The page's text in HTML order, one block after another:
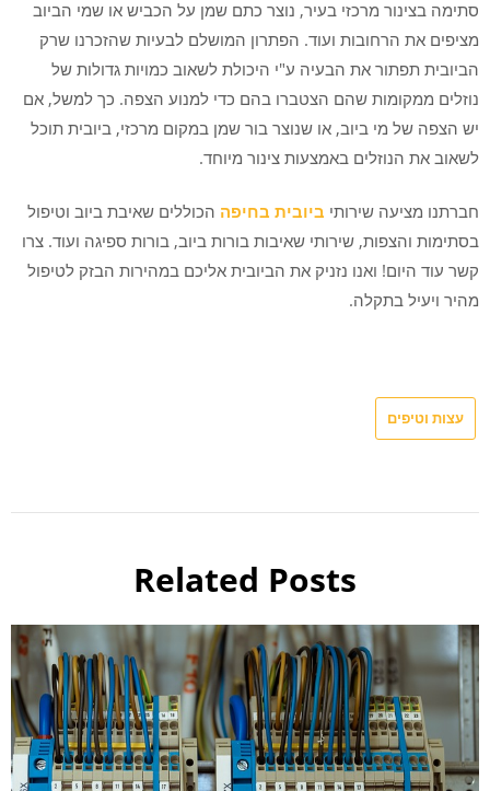
סתימה בצינור מרכזי בעיר, נוצר כתם שמן על הכביש או שמי הביוב
מציפים את הרחובות ועוד. הפתרון המושלם לבעיות שהזכרנו שרק
הביובית תפתור את הבעיה ע"י היכולת לשאוב כמויות גדולות של
נוזלים ממקומות שהם הצטברו בהם כדי למנוע הצפה. כך למשל, אם
יש הצפה של מי ביוב, או שנוצר בור שמן במקום מרכזי, ביובית תוכל
לשאוב את הנוזלים באמצעות צינור מיוחד.
חברתנו מציעה שירותי ביובית בחיפה הכוללים שאיבת ביוב וטיפול
בסתימות והצפות, שירותי שאיבות בורות ביוב, בורות ספיגה ועוד. צרו
קשר עוד היום! ואנו נזניק את הביובית אליכם במהירות הבזק לטיפול
מהיר ויעיל בתקלה.
עצות וטיפים
Related Posts